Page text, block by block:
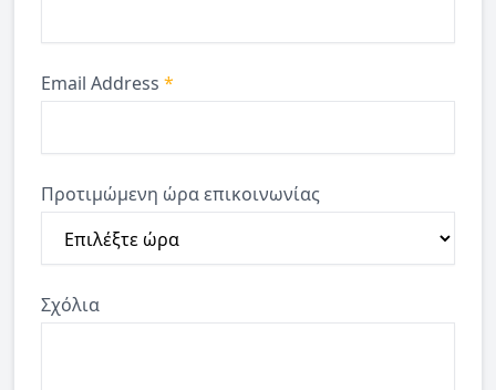
Email Address *
Προτιμώμενη ώρα επικοινωνίας
Σχόλια